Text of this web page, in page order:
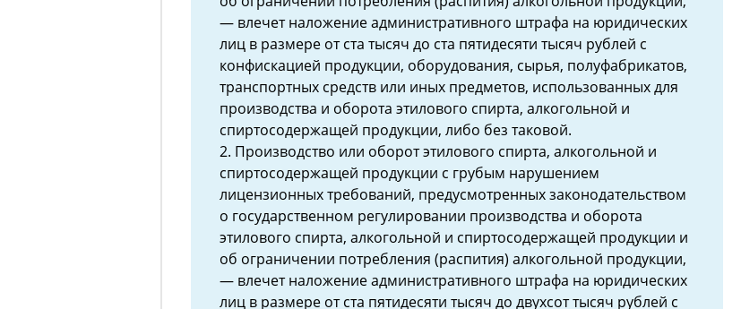
— влечет наложение административного штрафа на юридических
лиц в размере от ста тысяч до ста пятидесяти тысяч рублей с
конфискацией продукции, оборудования, сырья, полуфабрикатов,
транспортных средств или иных предметов, использованных для
производства и оборота этилового спирта, алкогольной и
спиртосодержащей продукции, либо без таковой.
2. Производство или оборот этилового спирта, алкогольной и
спиртосодержащей продукции с грубым нарушением
лицензионных требований, предусмотренных законодательством
о государственном регулировании производства и оборота
этилового спирта, алкогольной и спиртосодержащей продукции и
об ограничении потребления (распития) алкогольной продукции,
— влечет наложение административного штрафа на юридических
лиц в размере от ста пятидесяти тысяч до двухсот тысяч рублей с